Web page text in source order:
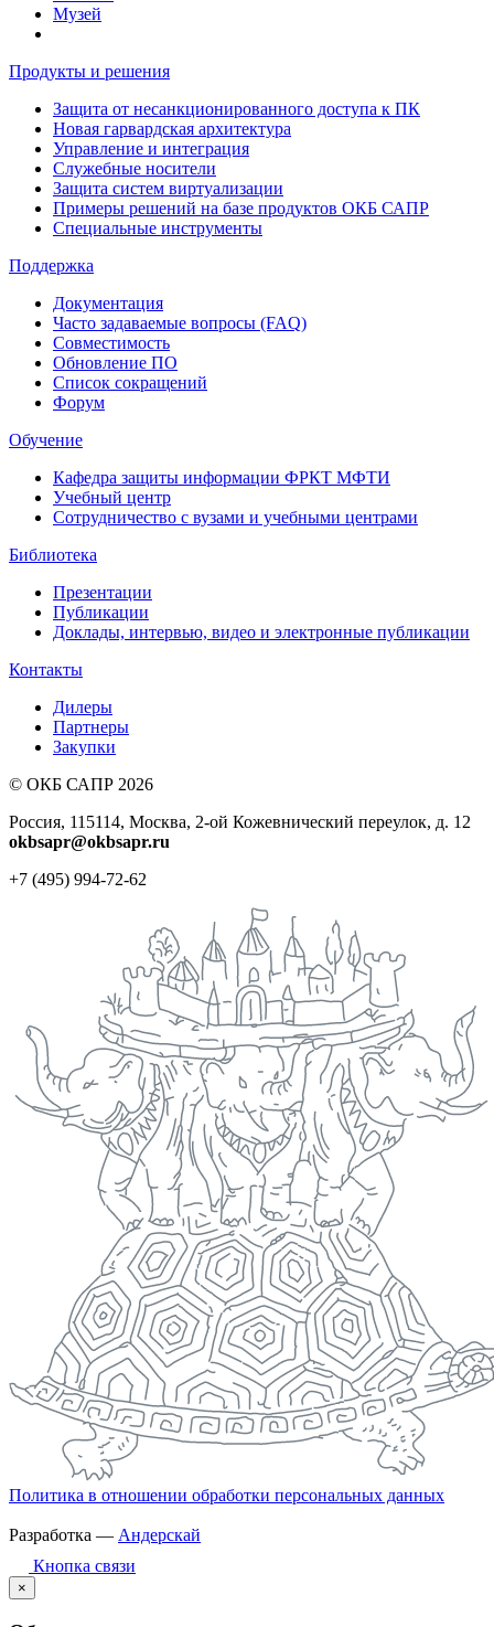
Музей
Продукты и решения
Защита от несанкционированного доступа к ПК
Новая гарвардская архитектура
Управление и интеграция
Служебные носители
Защита систем виртуализации
Примеры решений на базе продуктов ОКБ САПР
Специальные инструменты
Поддержка
Документация
Часто задаваемые вопросы (FAQ)
Совместимость
Обновление ПО
Список сокращений
Форум
Обучение
Кафедра защиты информации ФРКТ МФТИ
Учебный центр
Сотрудничество с вузами и учебными центрами
Библиотека
Презентации
Публикации
Доклады, интервью, видео и электронные публикации
Контакты
Дилеры
Партнеры
Закупки
© ОКБ САПР 2026
Россия, 115114, Москва, 2-ой Кожевнический переулок, д. 12
okbsapr@okbsapr.ru
+7 (495) 994-72-62
Политика в отношении обработки персональных данных
Разработка — Андерскай
Кнопка связи
×